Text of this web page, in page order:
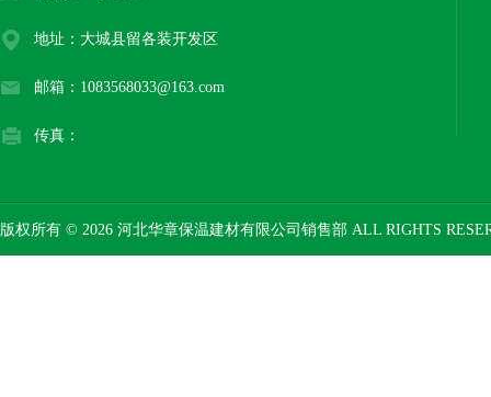
地址：大城县留各装开发区
邮箱：1083568033@163.com
传真：
版权所有 © 2026 河北华章保温建材有限公司销售部 ALL RIGHTS